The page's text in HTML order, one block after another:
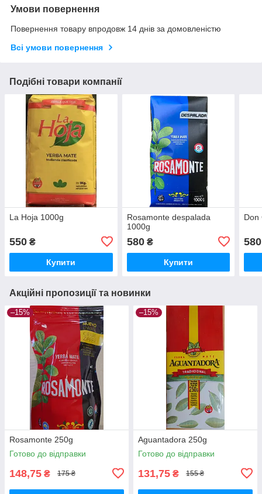
Умови повернення
Повернення товару впродовж 14 днів за домовленістю
Всі умови повернення
Подібні товари компанії
La Hoja 1000g
550 ₴
Купити
Rosamonte despalada
1000g
580₴
Купити
Don
580
Акційні пропозиції та новинки
–15%
Rosamonte 250g
Готово до відправки
148,75 ₴ 175 ₴
–15%
Aguantadora 250g
Готово до відправки
131,75 ₴ 155 ₴